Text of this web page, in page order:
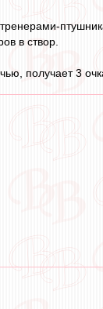
в створ.
получает 3